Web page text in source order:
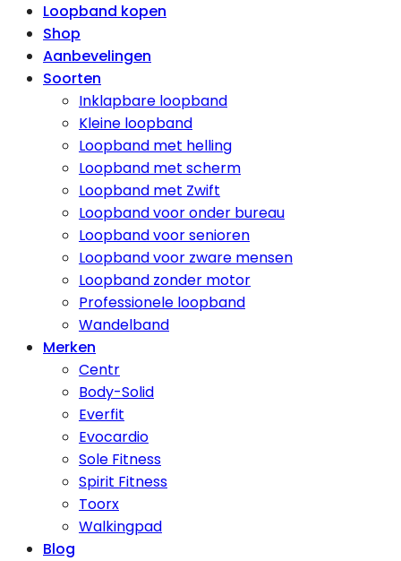
Loopband kopen
Shop
Aanbevelingen
Soorten
Inklapbare loopband
Kleine loopband
Loopband met helling
Loopband met scherm
Loopband met Zwift
Loopband voor onder bureau
Loopband voor senioren
Loopband voor zware mensen
Loopband zonder motor
Professionele loopband
Wandelband
Merken
Centr
Body-Solid
Everfit
Evocardio
Sole Fitness
Spirit Fitness
Toorx
Walkingpad
Blog